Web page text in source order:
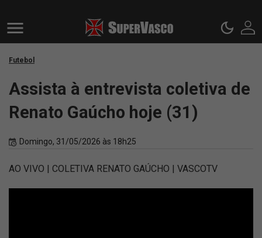
Futebol
Assista à entrevista coletiva de
Renato Gaúcho hoje (31)
Domingo, 31/05/2026 às 18h25
AO VIVO | COLETIVA RENATO GAÚCHO | VASCOTV